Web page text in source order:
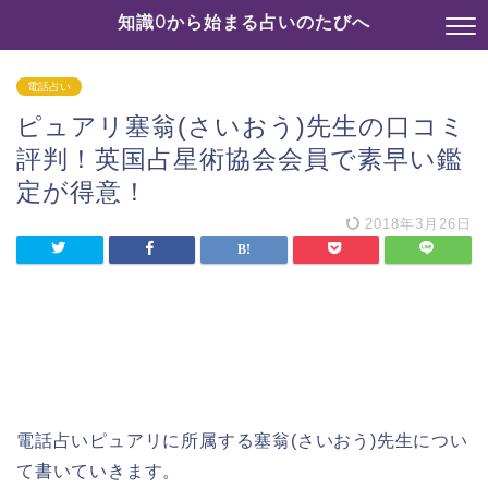
知識0から始まる占いのたびへ
電話占い
ピュアリ塞翁(さいおう)先生の口コミ
評判！英国占星術協会会員で素早い鑑
定が得意！
2018年3月26日
電話占いピュアリに所属する塞翁(さいおう)先生につい
て書いていきます。